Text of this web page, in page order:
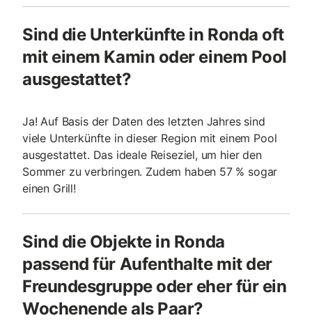
Sind die Unterkünfte in Ronda oft
mit einem Kamin oder einem Pool
ausgestattet?
Ja! Auf Basis der Daten des letzten Jahres sind
viele Unterkünfte in dieser Region mit einem Pool
ausgestattet. Das ideale Reiseziel, um hier den
Sommer zu verbringen. Zudem haben 57 % sogar
einen Grill!
Sind die Objekte in Ronda
passend für Aufenthalte mit der
Freundesgruppe oder eher für ein
Wochenende als Paar?